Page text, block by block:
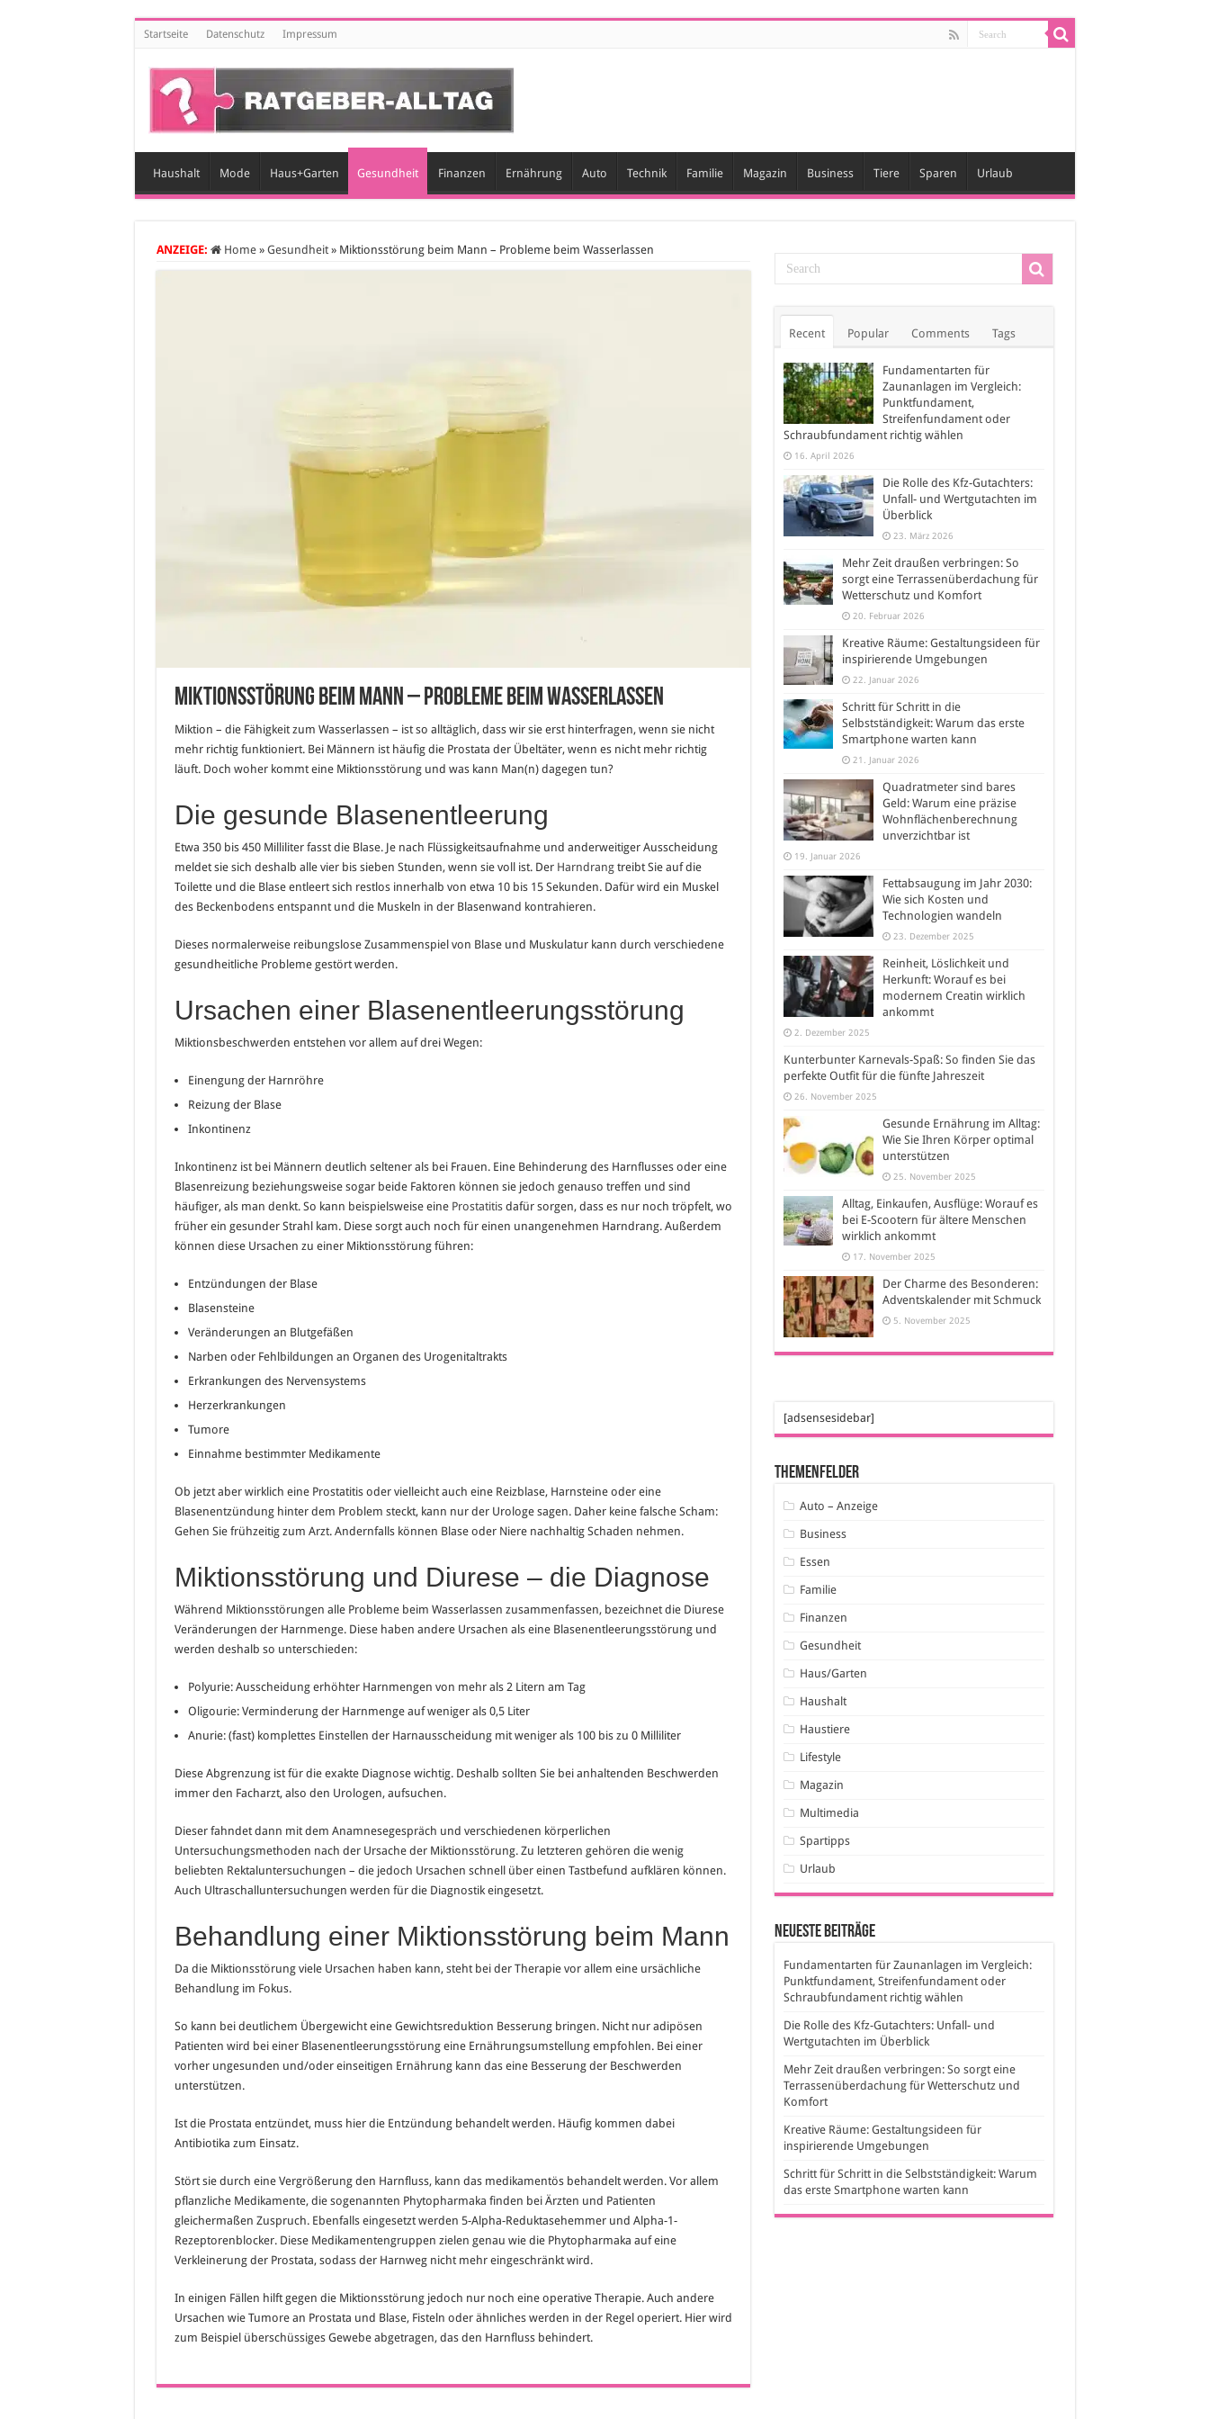
Startseite Datenschutz Impressum
Haushalt Mode Haus+Garten Gesundheit Finanzen Ernährung Auto Technik Familie Magazin Business Tiere Sparen Urlaub
ANZEIGE: Home » Gesundheit » Miktionsstörung beim Mann – Probleme beim Wasserlassen
Miktionsstörung beim Mann – Probleme beim Wasserlassen
Miktion – die Fähigkeit zum Wasserlassen – ist so alltäglich, dass wir sie erst hinterfragen, wenn sie nicht
mehr richtig funktioniert. Bei Männern ist häufig die Prostata der Übeltäter, wenn es nicht mehr richtig
läuft. Doch woher kommt eine Miktionsstörung und was kann Man(n) dagegen tun?
Die gesunde Blasenentleerung
Etwa 350 bis 450 Milliliter fasst die Blase. Je nach Flüssigkeitsaufnahme und anderweitiger Ausscheidung
meldet sie sich deshalb alle vier bis sieben Stunden, wenn sie voll ist. Der Harndrangtreibt Sie auf die
Toilette und die Blase entleert sich restlos innerhalb von etwa 10 bis 15 Sekunden. Dafür wird ein Muskel
des Beckenbodens entspannt und die Muskeln in der Blasenwand kontrahieren.
Dieses normalerweise reibungslose Zusammenspiel von Blase und Muskulatur kann durch verschiedene
gesundheitliche Probleme gestört werden.
Ursachen einer Blasenentleerungsstörung
Miktionsbeschwerden entstehen vor allem auf drei Wegen:
Einengung der Harnröhre
Reizung der Blase
Inkontinenz
Inkontinenz ist bei Männern deutlich seltener als bei Frauen. Eine Behinderung des Harnflusses oder eine
Blasenreizung beziehungsweise sogar beide Faktoren können sie jedoch genauso treffen und sind
häufiger, als man denkt. So kann beispielsweise eine Prostatitisdafür sorgen, dass es nur noch tröpfelt, wo
früher ein gesunder Strahl kam. Diese sorgt auch noch für einen unangenehmen Harndrang. Außerdem
können diese Ursachen zu einer Miktionsstörung führen:
Entzündungen der Blase
Blasensteine
Veränderungen an Blutgefäßen
Narben oder Fehlbildungen an Organen des Urogenitaltrakts
Erkrankungen des Nervensystems
Herzerkrankungen
Tumore
Einnahme bestimmter Medikamente
Ob jetzt aber wirklich eine Prostatitis oder vielleicht auch eine Reizblase, Harnsteine oder eine
Blasenentzündung hinter dem Problem steckt, kann nur der Urologe sagen. Daher keine falsche Scham:
Gehen Sie frühzeitig zum Arzt. Andernfalls können Blase oder Niere nachhaltig Schaden nehmen.
Miktionsstörung und Diurese – die Diagnose
Während Miktionsstörungen alle Probleme beim Wasserlassen zusammenfassen, bezeichnet die Diurese
Veränderungen der Harnmenge. Diese haben andere Ursachen als eine Blasenentleerungsstörung und
werden deshalb so unterschieden:
Polyurie: Ausscheidung erhöhter Harnmengen von mehr als 2 Litern am Tag
Oligourie: Verminderung der Harnmenge auf weniger als 0,5 Liter
Anurie: (fast) komplettes Einstellen der Harnausscheidung mit weniger als 100 bis zu 0 Milliliter
Diese Abgrenzung ist für die exakte Diagnose wichtig. Deshalb sollten Sie bei anhaltenden Beschwerden
immer den Facharzt, also den Urologen, aufsuchen.
Dieser fahndet dann mit dem Anamnesegespräch und verschiedenen körperlichen
Untersuchungsmethoden nach der Ursache der Miktionsstörung. Zu letzteren gehören die wenig
beliebten Rektaluntersuchungen – die jedoch Ursachen schnell über einen Tastbefund aufklären können.
Auch Ultraschalluntersuchungen werden für die Diagnostik eingesetzt.
Behandlung einer Miktionsstörung beim Mann
Da die Miktionsstörung viele Ursachen haben kann, steht bei der Therapie vor allem eine ursächliche
Behandlung im Fokus.
So kann bei deutlichem Übergewicht eine Gewichtsreduktion Besserung bringen. Nicht nur adipösen
Patienten wird bei einer Blasenentleerungsstörung eine Ernährungsumstellung empfohlen. Bei einer
vorher ungesunden und/oder einseitigen Ernährung kann das eine Besserung der Beschwerden
unterstützen.
Ist die Prostata entzündet, muss hier die Entzündung behandelt werden. Häufig kommen dabei
Antibiotika zum Einsatz.
Stört sie durch eine Vergrößerung den Harnfluss, kann das medikamentös behandelt werden. Vor allem
pflanzliche Medikamente, die sogenannten Phytopharmaka finden bei Ärzten und Patienten
gleichermaßen Zuspruch. Ebenfalls eingesetzt werden 5-Alpha-Reduktasehemmer und Alpha-1-
Rezeptorenblocker. Diese Medikamentengruppen zielen genau wie die Phytopharmaka auf eine
Verkleinerung der Prostata, sodass der Harnweg nicht mehr eingeschränkt wird.
In einigen Fällen hilft gegen die Miktionsstörung jedoch nur noch eine operative Therapie. Auch andere
Ursachen wie Tumore an Prostata und Blase, Fisteln oder ähnliches werden in der Regel operiert. Hier wird
zum Beispiel überschüssiges Gewebe abgetragen, das den Harnfluss behindert.
Recent Popular Comments Tags
Fundamentarten für
Zaunanlagen im Vergleich:
Punktfundament,
Streifenfundament oder
Schraubfundament richtig wählen
16. April 2026
Die Rolle des Kfz-Gutachters:
Unfall- und Wertgutachten im
Überblick
23. März 2026
Mehr Zeit draußen verbringen: So
sorgt eine Terrassenüberdachung für
Wetterschutz und Komfort
20. Februar 2026
Kreative Räume: Gestaltungsideen für
inspirierende Umgebungen
22. Januar 2026
Schritt für Schritt in die
Selbstständigkeit: Warum das erste
Smartphone warten kann
21. Januar 2026
Quadratmeter sind bares
Geld: Warum eine präzise
Wohnflächenberechnung
unverzichtbar ist
19. Januar 2026
Fettabsaugung im Jahr 2030:
Wie sich Kosten und
Technologien wandeln
23. Dezember 2025
Reinheit, Löslichkeit und
Herkunft: Worauf es bei
modernem Creatin wirklich
ankommt
2. Dezember 2025
Kunterbunter Karnevals-Spaß: So finden Sie das
perfekte Outfit für die fünfte Jahreszeit
26. November 2025
Gesunde Ernährung im Alltag:
Wie Sie Ihren Körper optimal
unterstützen
25. November 2025
Alltag, Einkaufen, Ausflüge: Worauf es
bei E-Scootern für ältere Menschen
wirklich ankommt
17. November 2025
Der Charme des Besonderen:
Adventskalender mit Schmuck
5. November 2025
[adsensesidebar]
Themenfelder
Auto – Anzeige
Business
Essen
Familie
Finanzen
Gesundheit
Haus/Garten
Haushalt
Haustiere
Lifestyle
Magazin
Multimedia
Spartipps
Urlaub
Neueste Beiträge
Fundamentarten für Zaunanlagen im Vergleich:
Punktfundament, Streifenfundament oder
Schraubfundament richtig wählen
Die Rolle des Kfz-Gutachters: Unfall- und
Wertgutachten im Überblick
Mehr Zeit draußen verbringen: So sorgt eine
Terrassenüberdachung für Wetterschutz und
Komfort
Kreative Räume: Gestaltungsideen für
inspirierende Umgebungen
Schritt für Schritt in die Selbstständigkeit: Warum
das erste Smartphone warten kann